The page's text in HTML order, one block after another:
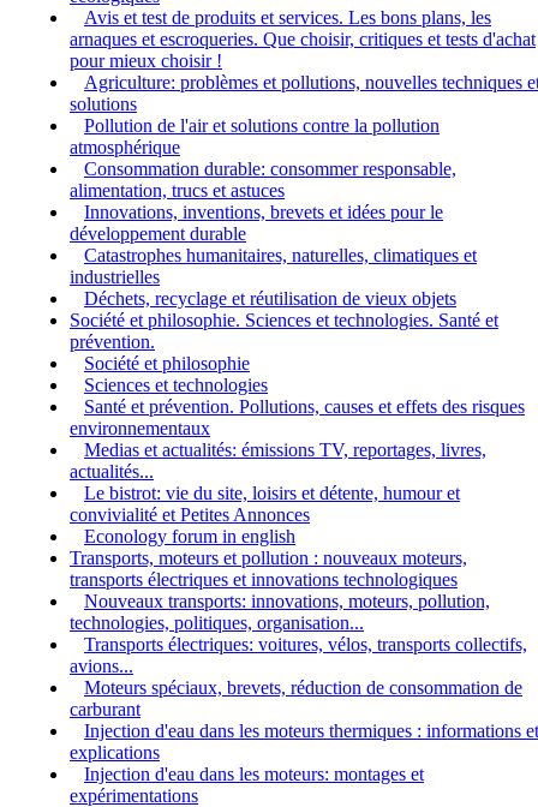
Avis et test de produits et services. Les bons plans, les
arnaques et escroqueries. Que choisir, critiques et tests d'achat
pour mieux choisir !
Agriculture: problèmes et pollutions, nouvelles techniques
solutions
Pollution de l'air et solutions contre la pollution
atmosphérique
Consommation durable: consommer responsable,
alimentation, trucs et astuces
Innovations, inventions, brevets et idées pour le
développement durable
Catastrophes humanitaires, naturelles, climatiques et
industrielles
Déchets, recyclage et réutilisation de vieux objets
Société et philosophie. Sciences et technologies. Santé et
prévention.
Société et philosophie
Sciences et technologies
Santé et prévention. Pollutions, causes et effets des risques
environnementaux
Medias et actualités: émissions TV, reportages, livres,
actualités...
Le bistrot: vie du site, loisirs et détente, humour et
convivialité et Petites Annonces
Econology forum in english
Transports, moteurs et pollution : nouveaux moteurs,
transports électriques et innovations technologiques
Nouveaux transports: innovations, moteurs, pollution,
technologies, politiques, organisation...
Transports électriques: voitures, vélos, transports collectifs,
avions...
Moteurs spéciaux, brevets, réduction de consommation de
carburant
Injection d'eau dans les moteurs thermiques : informations et
explications
Injection d'eau dans les moteurs: montages et
expérimentations